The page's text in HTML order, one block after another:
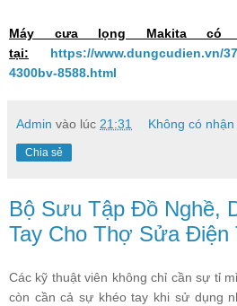
Máy cưa lọng Makita
tại:
https://www.dungcudien.vn/
4300bv-8588.html
Admin vào lúc 21:31 Không có
Chia sẻ
Bộ Sưu Tập Đồ Nghề,
Tay Cho Thợ Sửa Điện
Các kỹ thuật viên không chỉ cần sự tỉ
còn cần cả sự khéo tay khi sử dụng